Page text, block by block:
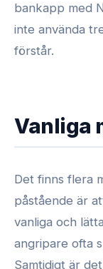
bankapp med
inte använda
förstår.
Vanliga
Det finns flera
påstående är
vanliga och
angripare ofta
Samtidigt är